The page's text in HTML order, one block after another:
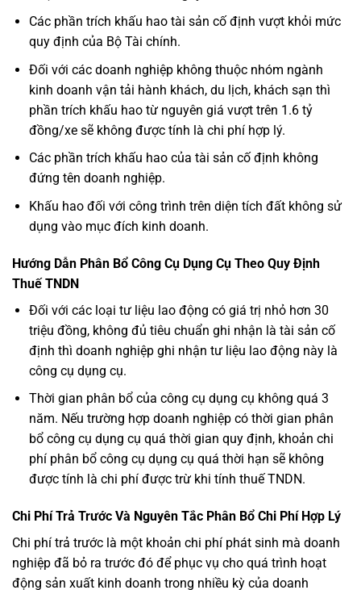
Các phần trích khấu hao tài sản cố định vượt khỏi mức
quy định của Bộ Tài chính.
Đối với các doanh nghiệp không thuộc nhóm ngành
kinh doanh vận tải hành khách, du lịch, khách sạn thì
phần trích khấu hao từ nguyên giá vượt trên 1.6 tỷ
đồng/xe sẽ không được tính là chi phí hợp lý.
Các phần trích khấu hao của tài sản cố định không
đứng tên doanh nghiệp.
Khấu hao đối với công trình trên diện tích đất không sử
dụng vào mục đích kinh doanh.
Hướng Dẫn Phân Bổ Công Cụ Dụng Cụ Theo Quy Định
Thuế TNDN
Đối với các loại tư liệu lao động có giá trị nhỏ hơn 30
triệu đồng, không đủ tiêu chuẩn ghi nhận là tài sản cố
định thì doanh nghiệp ghi nhận tư liệu lao động này là
công cụ dụng cụ.
Thời gian phân bổ của công cụ dụng cụ không quá 3
năm. Nếu trường hợp doanh nghiệp có thời gian phân
bổ công cụ dụng cụ quá thời gian quy định, khoản chi
phí phân bổ công cụ dụng cụ quá thời hạn sẽ không
được tính là chi phí được trừ khi tính thuế TNDN.
Chi Phí Trả Trước Và Nguyên Tắc Phân Bổ Chi Phí Hợp Lý
Chi phí trả trước là một khoản chi phí phát sinh mà doanh
nghiệp đã bỏ ra trước đó để phục vụ cho quá trình hoạt
động sản xuất kinh doanh trong nhiều kỳ của doanh